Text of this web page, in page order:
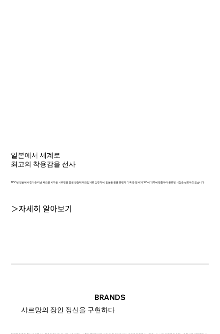
일본에서 세계로
최고의 착용감을 선사
1956년 일본에서 장식용 리벳 제조를 시작한 샤르망은 종합 안경테 제조업체로 성장하여, 일본은 물론 유럽과 미국 등 전 세계 100여 개국에 진출하며 글로벌 시장을 선도하고 있습니다.
＞자세히 알아보기
BRANDS
샤르망의 장인 정신을 구현하다